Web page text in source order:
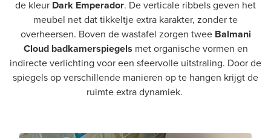
de kleur Dark Emperador. De verticale ribbels geven het
meubel net dat tikkeltje extra karakter, zonder te
overheersen. Boven de wastafel zorgen twee Balmani
Cloud badkamerspiegels met organische vormen en
indirecte verlichting voor een sfeervolle uitstraling. Door de
spiegels op verschillende manieren op te hangen krijgt de
ruimte extra dynamiek.